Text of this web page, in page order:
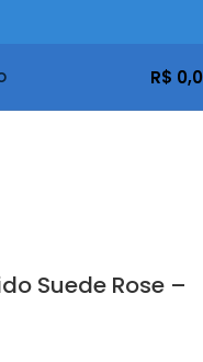
R$
Suede Rose –